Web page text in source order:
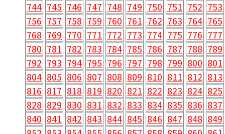
744 745 746 747 748 749 750 751 752 753
756 757 758 759 760 761 762 763 764 765
768 769 770 771 772 773 774 775 776 777
780 781 782 783 784 785 786 787 788 789
792 793 794 795 796 797 798 799 800 801
804 805 806 807 808 809 810 811 812 813
816 817 818 819 820 821 822 823 824 825
828 829 830 831 832 833 834 835 836 837
840 841 842 843 844 845 846 847 848 849